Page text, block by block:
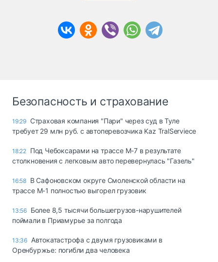
Безопасность и страхование
19:29 Страховая компания "Пари" через суд в Туле
требует 29 млн руб. с автоперевозчика Kaz TralServiece
18:22 Под Чебоксарами на трассе М-7 в результате
столкновения с легковым авто перевернулась "Газель"
16:58 В Сафоновском округе Смоленской области на
трассе М-1 полностью выгорел грузовик
13:56 Более 8,5 тысячи большегрузов-нарушителей
поймали в Приамурье за полгода
13:36 Автокатастрофа с двумя грузовиками в
Оренбуржье: погибли два человека